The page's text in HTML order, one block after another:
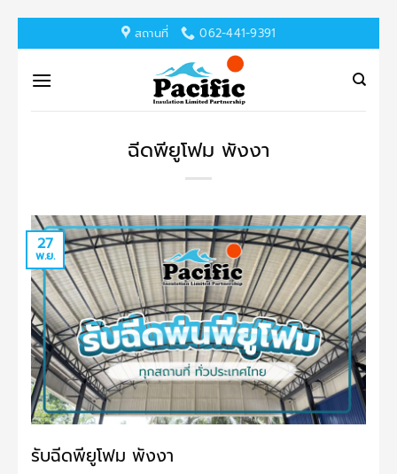
ไป
ยัง
เนื้อหา
สถานที่ 062-441-9391
ฉีดพียูโฟม พังงา
27
พ.ย.
รับฉีดพียูโฟม พังงา